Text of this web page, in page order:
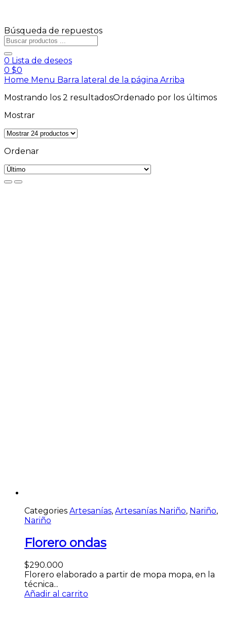
Búsqueda de repuestos
0 Lista de deseos
0 $0
Home Menu Barra lateral de la página Arriba
Mostrando los 2 resultadosOrdenado por los últimos
Mostrar
Ordenar
Categories Artesanías, Artesanías Nariño, Nariño,
Nariño
Florero ondas
$290.000
Florero elaborado a partir de mopa mopa, en la
técnica...
Añadir al carrito